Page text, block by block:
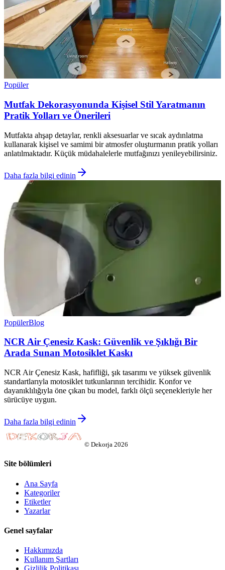
Popüler
Mutfak Dekorasyonunda Kişisel Stil Yaratmanın
Pratik Yolları ve Önerileri
Mutfakta ahşap detaylar, renkli aksesuarlar ve sıcak aydınlatma
kullanarak kişisel ve samimi bir atmosfer oluşturmanın pratik yolları
anlatılmaktadır. Küçük müdahalelerle mutfağınızı yenileyebilirsiniz.
Daha fazla bilgi edinin
PopülerBlog
NCR Air Çenesiz Kask: Güvenlik ve Şıklığı Bir
Arada Sunan Motosiklet Kaskı
NCR Air Çenesiz Kask, hafifliği, şık tasarımı ve yüksek güvenlik
standartlarıyla motosiklet tutkunlarının tercihidir. Konfor ve
dayanıklılığıyla öne çıkan bu model, farklı ölçü seçenekleriyle her
sürücüye uygun.
Daha fazla bilgi edinin
© Dekorja 2026
Site bölümleri
Ana Sayfa
Kategoriler
Etiketler
Yazarlar
Genel sayfalar
Hakkımızda
Kullanım Şartları